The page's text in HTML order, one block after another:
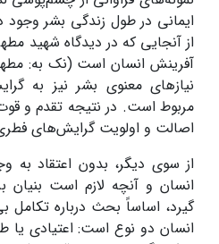
از آنجایی که در دیدگاه شهید
نیازهای معنوی بشر نیز به
مربوط است. در نتیجه تقدم و
اصالت و اولویت گرایش‌های
از سوی دیگر، بدون اعتقاد به
انسان و آنچه لازم است بنیان
گیرد، اساساً بحث درباره
انسان دو نوع است: اعتیادی یا